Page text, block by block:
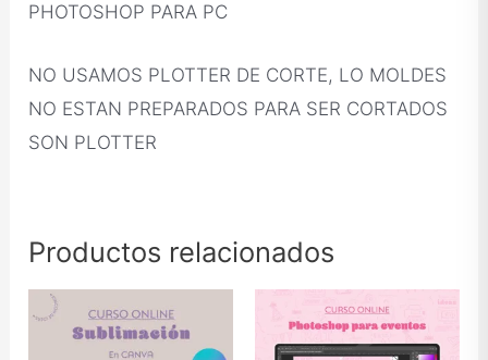
PHOTOSHOP PARA PC
NO USAMOS PLOTTER DE CORTE, LO MOLDES
NO ESTAN PREPARADOS PARA SER CORTADOS
SON PLOTTER
Productos relacionados